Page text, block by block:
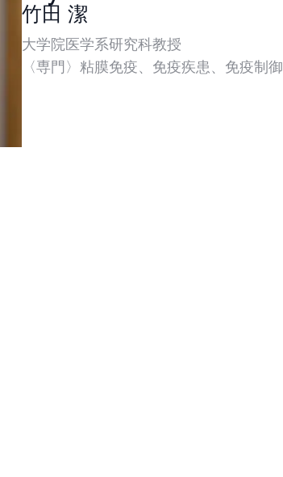
竹田 潔
大学院医学系研究科教授
〈専門〉粘膜免疫、免疫疾患、免疫制御